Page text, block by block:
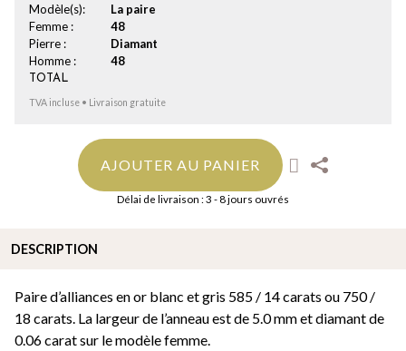
Modèle(s):
La paire
Femme :
48
Pierre :
Diamant
Homme :
48
TOTAL
TVA incluse • Livraison gratuite
AJOUTER AU PANIER
Délai de livraison : 3 - 8 jours ouvrés
Paire d’alliances en or blanc et gris 585 / 14 carats ou 750 /
18 carats. La largeur de l’anneau est de 5.0 mm et diamant de
0.06 carat sur le modèle femme.
DESCRIPTION